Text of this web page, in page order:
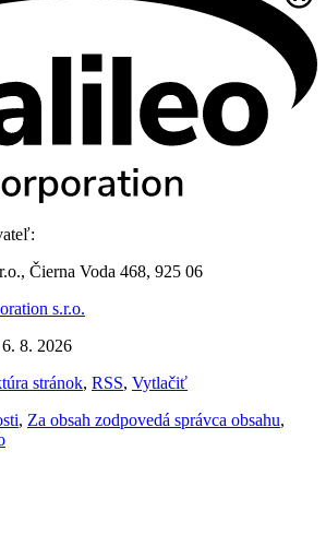
Čierna Voda 468, 925 06
s.r.o.
8. 2026
stránok, RSS, Vytlačiť
, Za obsah zodpovedá správca obsahu,